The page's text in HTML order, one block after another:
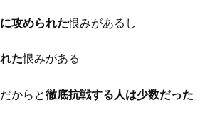
攻められた恨みがあるし
た恨みがある
からと徹底抗戦する人は少数だった